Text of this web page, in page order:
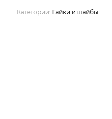
Категории: Гайки и шайбы